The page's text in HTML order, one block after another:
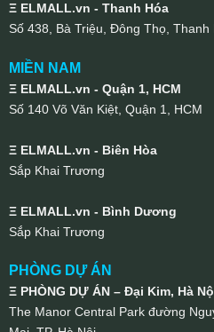
Ξ ELMALL.vn - Thanh Hóa
Số 438, Bà Triệu, Đông Thọ, Thanh
MIỀN NAM
Ξ ELMALL.vn - Quận 1, HCM
Số 140 Võ Văn Kiệt, Quận 1, HCM
Ξ ELMALL.vn - Biên Hòa
Sắp Khai Trương
Ξ ELMALL.vn - Bình Dương
Sắp Khai Trương
PHÒNG DỰ ÁN
Ξ PHÒNG DỰ ÁN – Đại Kim, Hà
The Manor Central Park đường